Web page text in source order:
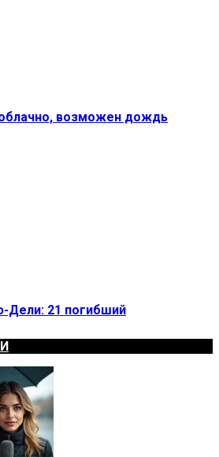
возможен дождь
Дели: 21 погибший